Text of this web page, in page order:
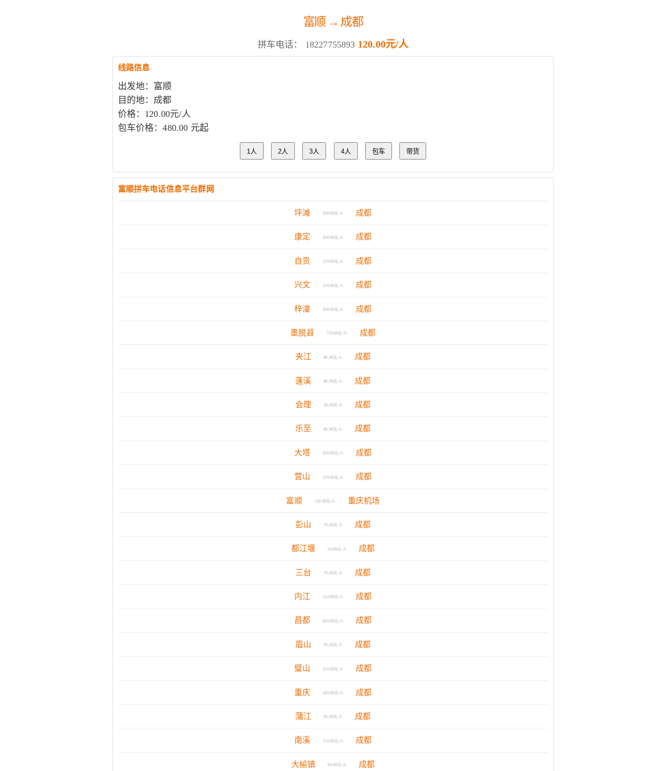
富顺 → 成都
拼车电话： 18227755893 120.00元/人
线路信息
出发地：富顺
目的地：成都
价格：120.00元/人
包车价格：480.00 元起
1人 2人 3人 4人 包车 带货
富顺拼车电话信息平台群网
坪滩 100.00元/人 成都
康定 200.00元/人 成都
自贡 120.00元/人 成都
兴文 150.00元/人 成都
梓潼 100.00元/人 成都
墨脱县 750.00元/人 成都
夹江 80.00元/人 成都
蓬溪 80.00元/人 成都
会理 30.00元/人 成都
乐至 60.00元/人 成都
大塔 100.00元/人 成都
营山 150.00元/人 成都
富顺 150.00元/人 重庆机场
彭山 70.00元/人 成都
都江堰 50.00元/人 成都
三台 70.00元/人 成都
内江 120.00元/人 成都
昌都 650.00元/人 成都
眉山 50.00元/人 成都
璧山 150.00元/人 成都
重庆 180.00元/人 成都
蒲江 60.00元/人 成都
南溪 150.00元/人 成都
大榆镇 80.00元/人 成都